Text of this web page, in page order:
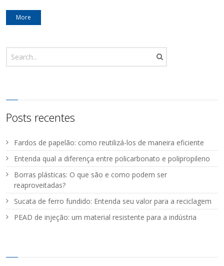
More
Posts recentes
Fardos de papelão: como reutilizá-los de maneira eficiente
Entenda qual a diferença entre policarbonato e polipropileno
Borras plásticas: O que são e como podem ser
reaproveitadas?
Sucata de ferro fundido: Entenda seu valor para a reciclagem
PEAD de injeção: um material resistente para a indústria